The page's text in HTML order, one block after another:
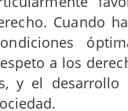
Cuando
a los
y el desarrollo